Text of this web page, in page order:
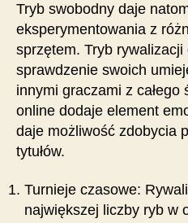
Tryb swobodny daje
eksperymentowania z
sprzętem. Tryb
sprawdzenie swoich
innymi graczami z
online dodaje element
daje możliwość zdobycia
tytułów.
Turnieje czasowe:
największej liczby ryb w